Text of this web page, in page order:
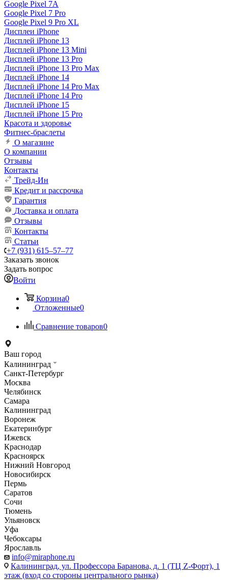
Google Pixel 7А
Google Pixel 7 Pro
Google Pixel 9 Pro XL
Дисплеи iPhone
Дисплей iPhone 13
Дисплей iPhone 13 Mini
Дисплей iPhone 13 Pro
Дисплей iPhone 13 Pro Max
Дисплей iPhone 14
Дисплей iPhone 14 Pro Max
Дисплей iPhone 14 Pro
Дисплей iPhone 15
Дисплей iPhone 15 Pro
Красота и здоровье
Фитнес-браслеты
О магазине
О компании
Отзывы
Контакты
Трейд-Ин
Кредит и рассрочка
Гарантия
Доставка и оплата
Отзывы
Контакты
Статьи
+7 (931) 615‒57‒77
Заказать звонок
Задать вопрос
Войти
Корзина0
Отложенные0
Сравнение товаров0
Ваш город
Калининград
Санкт-Петербург
Москва
Челябинск
Самара
Калининград
Воронеж
Екатеринбург
Ижевск
Краснодар
Красноярск
Нижний Новгород
Новосибирск
Пермь
Саратов
Сочи
Тюмень
Ульяновск
Уфа
Чебоксары
Ярославль
info@miraphone.ru
Калининград, ул. Профессора Баранова, д. 1 (ТЦ Z-Форт), 1
этаж (вход со стороны центрального рынка)